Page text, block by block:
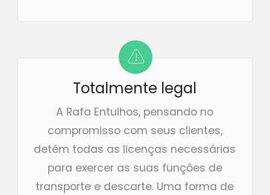
Totalmente legal
A Rafa Entulhos, pensando no
compromisso com seus clientes,
detém todas as licenças necessárias
para exercer as suas funções de
transporte e descarte. Uma forma de